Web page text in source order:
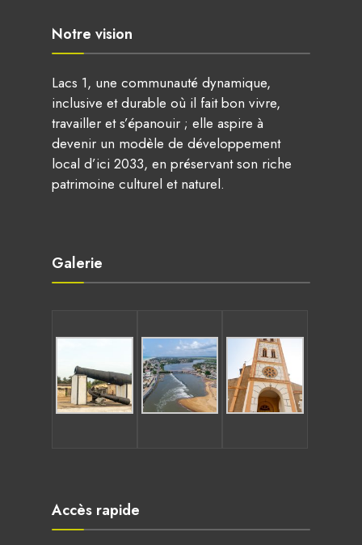
Notre vision
Lacs 1, une communauté dynamique,
inclusive et durable où il fait bon vivre,
travailler et s’épanouir ; elle aspire à
devenir un modèle de développement
local d’ici 2033, en préservant son riche
patrimoine culturel et naturel.
Galerie
Accès rapide